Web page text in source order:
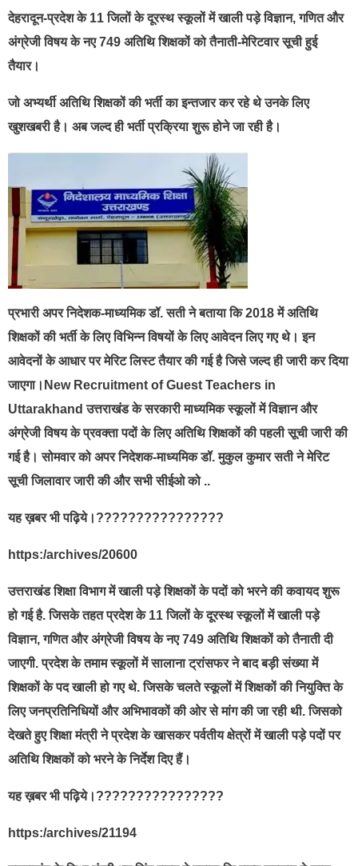
देहरादून-प्रदेश के 11 जिलों के दूरस्थ स्कूलों में खाली पड़े विज्ञान, गणित और
अंग्रेजी विषय के नए 749 अतिथि शिक्षकों को तैनाती-मेरिटवार सूची हुई
तैयार।
जो अभ्यर्थी अतिथि शिक्षकों की भर्ती का इन्तजार कर रहे थे उनके लिए
खुशखबरी है। अब जल्द ही भर्ती प्रक्रिया शुरू होने जा रही है।
प्रभारी अपर निदेशक-माध्यमिक डॉ. सती ने बताया कि 2018 में अतिथि
शिक्षकों की भर्ती के लिए विभिन्न विषयों के लिए आवेदन लिए गए थे। इन
आवेदनों के आधार पर मेरिट लिस्ट तैयार की गई है जिसे जल्द ही जारी कर दिया
जाएगा।New Recruitment of Guest Teachers in
Uttarakhand उत्तराखंड के सरकारी माध्यमिक स्कूलों में विज्ञान और
अंग्रेजी विषय के प्रवक्ता पदों के लिए अतिथि शिक्षकों की पहली सूची जारी की
गई है। सोमवार को अपर निदेशक-माध्यमिक डॉ. मुकुल कुमार सती ने मेरिट
सूची जिलावार जारी की और सभी सीईओ को ..
यह ख़बर भी पढ़िये।????????????????
https:/archives/20600
उत्तराखंड शिक्षा विभाग में खाली पड़े शिक्षकों के पदों को भरने की कवायद शुरू
हो गई है. जिसके तहत प्रदेश के 11 जिलों के दूरस्थ स्कूलों में खाली पड़े
विज्ञान, गणित और अंग्रेजी विषय के नए 749 अतिथि शिक्षकों को तैनाती दी
जाएगी. प्रदेश के तमाम स्कूलों में सालाना ट्रांसफर ने बाद बड़ी संख्या में
शिक्षकों के पद खाली हो गए थे. जिसके चलते स्कूलों में शिक्षकों की नियुक्ति के
लिए जनप्रतिनिधियों और अभिभावकों की ओर से मांग की जा रही थी. जिसको
देखते हुए शिक्षा मंत्री ने प्रदेश के खासकर पर्वतीय क्षेत्रों में खाली पड़े पदों पर
अतिथि शिक्षकों को भरने के निर्देश दिए हैं।
यह ख़बर भी पढ़िये।????????????????
https:/archives/21194